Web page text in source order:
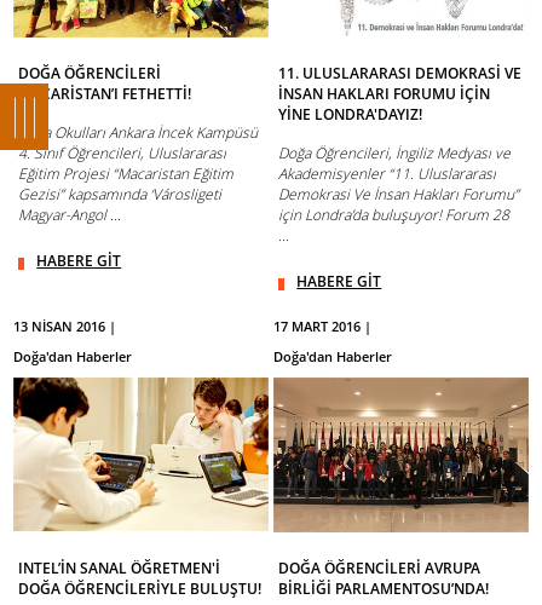
DOĞA ÖĞRENCİLERİ
MACARİSTAN’I FETHETTİ!
Doğa Okulları Ankara İncek Kampüsü
4. Sınıf Öğrencileri, Uluslararası
Eğitim Projesi “Macaristan Eğitim
Gezisi” kapsamında ‘Városligeti
Magyar-Angol ...
HABERE GİT
11. ULUSLARARASI DEMOKRASİ VE
İNSAN HAKLARI FORUMU İÇİN
YİNE LONDRA'DAYIZ!
Doğa Öğrencileri, İngiliz Medyası ve
Akademisyenler “11. Uluslararası
Demokrasi Ve İnsan Hakları Forumu”
için Londra’da buluşuyor! Forum 28
...
HABERE GİT
13 NİSAN 2016 |
Doğa'dan Haberler
INTEL’İN SANAL ÖĞRETMEN'İ
DOĞA ÖĞRENCİLERİYLE BULUŞTU!
17 MART 2016 |
Doğa'dan Haberler
DOĞA ÖĞRENCİLERİ AVRUPA
BİRLİĞİ PARLAMENTOSU’NDA!